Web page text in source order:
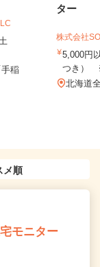
稲
ター
株式会社
5,000円
つき）
北海道
モニター